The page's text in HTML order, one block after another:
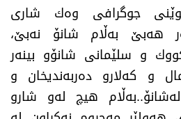
جوگرافی وەك شاری
هەبێ‌ بەڵام شانۆ نەبێ‌،
و سلێمانی شانۆو بینەر
و كەلارو دەربەندیخان و
هیچ لەو شارو